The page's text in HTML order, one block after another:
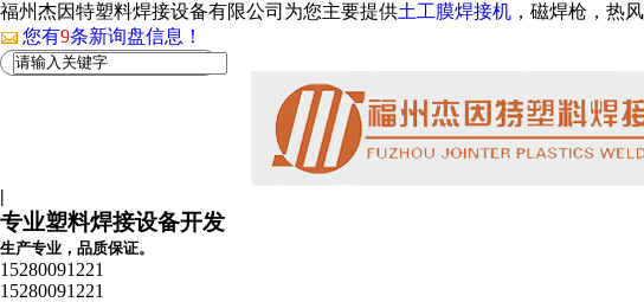
福州杰因特塑料焊接设备有限公司为您主要提供土工膜焊接机 ，磁焊枪，热
您有9条新询盘信息！
|
专业塑料焊接设备开发
生产专业，品质保证。
15280091221
15280091221